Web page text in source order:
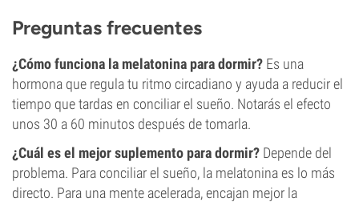
Preguntas frecuentes
¿Cómo funciona la melatonina para dormir? Es una
hormona que regula tu ritmo circadiano y ayuda a reducir el
tiempo que tardas en conciliar el sueño. Notarás el efecto
unos 30 a 60 minutos después de tomarla.
¿Cuál es el mejor suplemento para dormir? Depende del
problema. Para conciliar el sueño, la melatonina es lo más
directo. Para una mente acelerada, encajan mejor la